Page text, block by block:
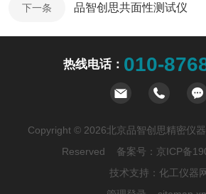
下一条 品智创思共面性测试仪
热线电话： 010-
Copyright © 2026北京品智创思精密仪
Reserved 备案号： 京ICP备
技术支持： 化工仪器网